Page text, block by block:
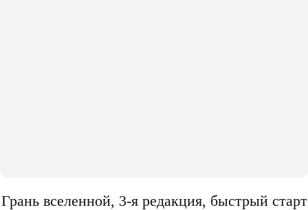
Грань вселенной, 3-я редакция, быстрый старт